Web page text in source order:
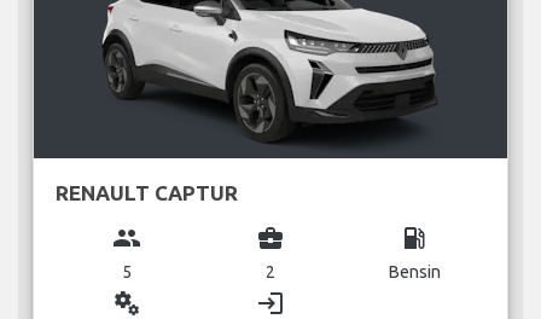
RENAULT CAPTUR
group
5
business_center
2
local_gas_station
Bensin
miscellaneous_services login